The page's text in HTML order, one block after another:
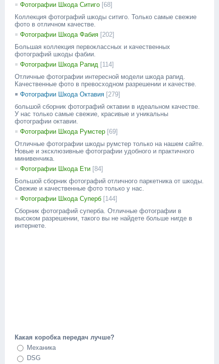
Фотографии Шкода Ситиго [68]
Коллекция фотографий шкоды ситиго. Только самые свежие
фото в отличном качестве.
Фотографии Шкода Фабия [202]
Большая коллекция первоклассных и качественных
фотографий шкоды фабии.
Фотографии Шкода Рапид [114]
Отличные фотографии интересной модели шкода рапид.
Качественные фото в превосходном разрешении и качестве.
Фотографии Шкода Октавия [279]
большой сборник фотографий октавии в идеальном качестве.
У нас только самые свежие, красивые и уникальны
фотографии октавии.
Фотографии Шкода Румстер [69]
Отличные фотографии шкоды румстер только на нашем сайте.
Новые и эксклюзивные фотографии удобного и практичного
минивенчика.
Фотографии Шкода Ети [84]
Большой сборник фотографий отличного паркетника от шкоды.
Свежие и качественные фото только у нас.
Фотографии Шкода Суперб [144]
Сборник фотографий суперба. Отличные фотографии в
высоком разрешении, такого вы не найдете больше нигде в
интернете.
Какая коробка передач лучше?
Механика
DSG